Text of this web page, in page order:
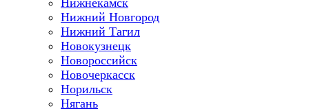
Нижнекамск
Нижний Новгород
Нижний Тагил
Новокузнецк
Новороссийск
Новочеркасск
Норильск
Нягань